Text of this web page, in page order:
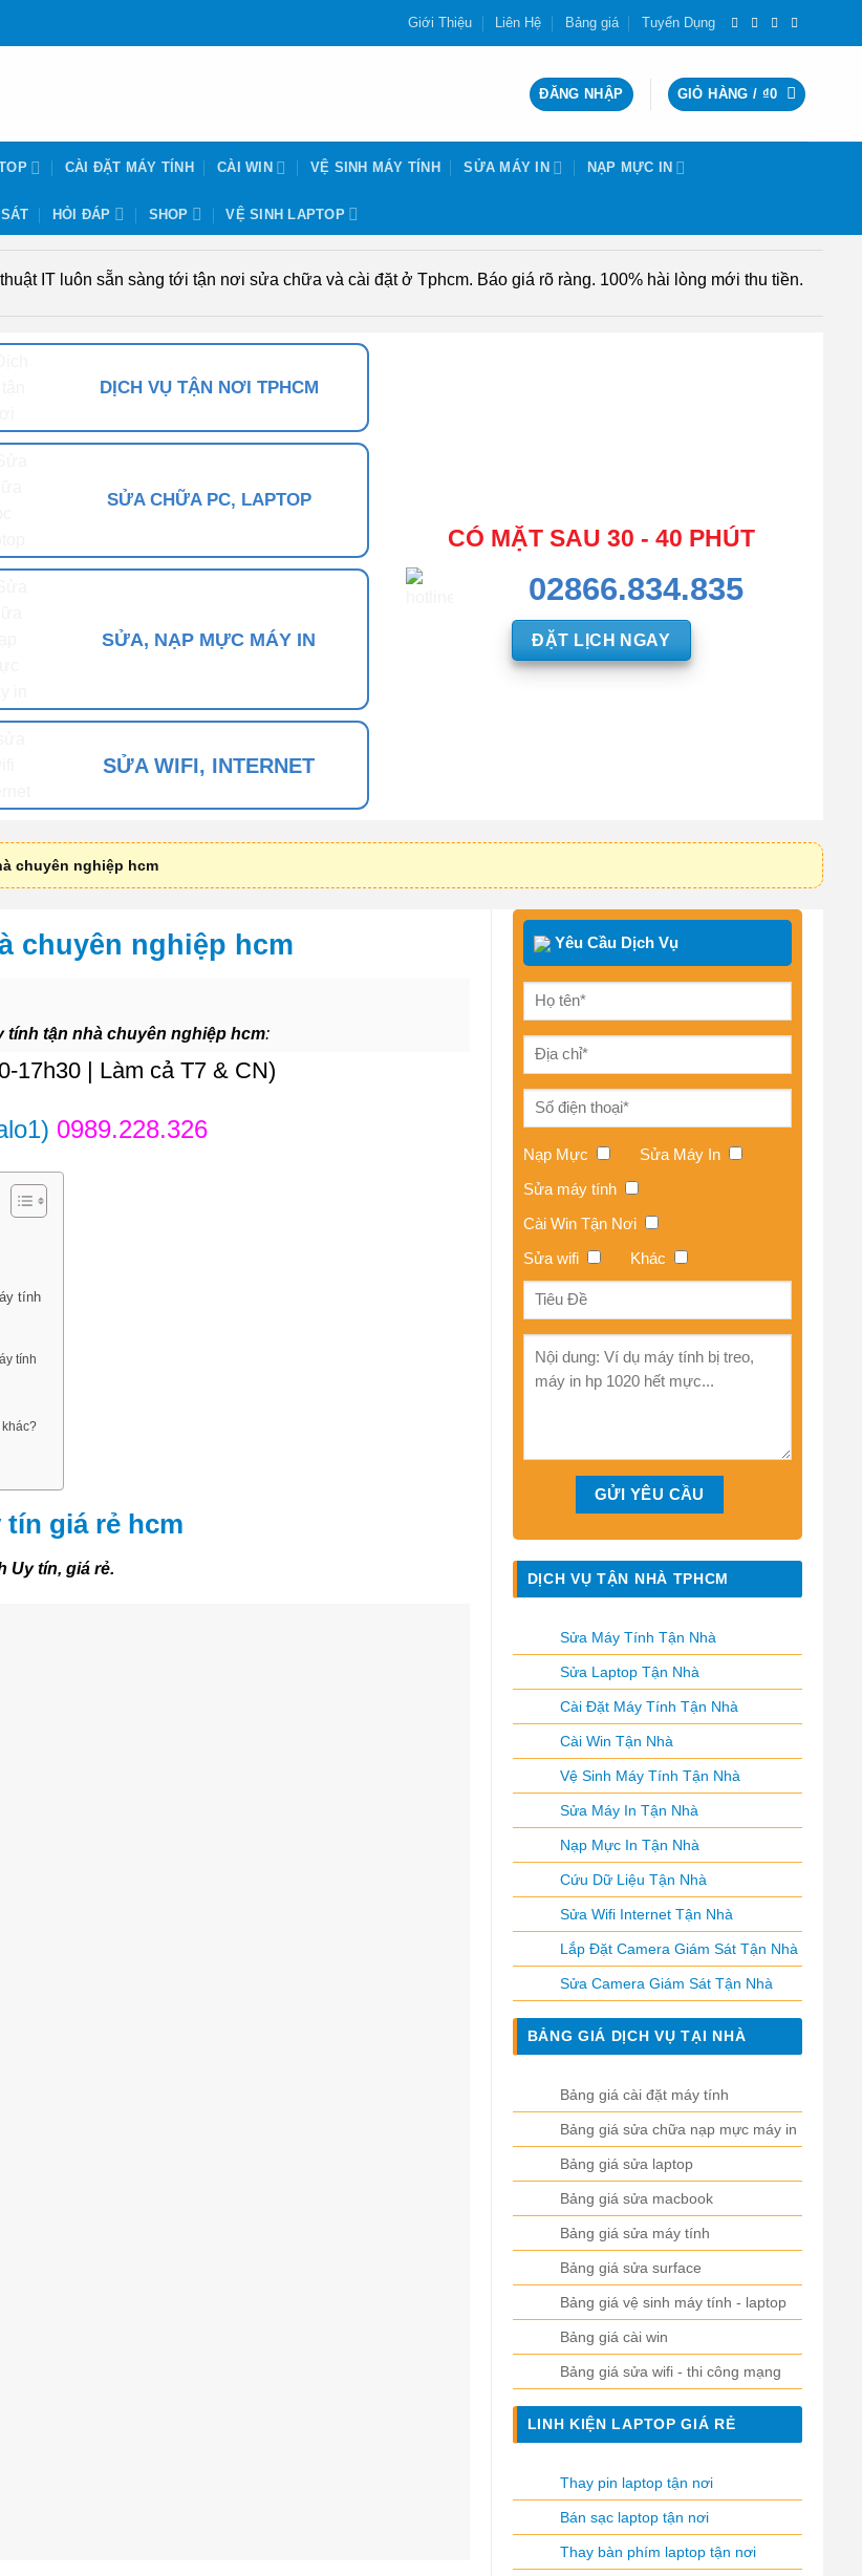
Giới Thiệu Liên Hệ Bảng giá Tuyển Dụng
ĐĂNG NHẬP GIỎ HÀNG / ₫0
CÀI ĐẶT MÁY TÍNH CÀI WIN VỆ SINH MÁY TÍNH SỬA MÁY IN NẠP MỰC IN
HỎI ĐÁP SHOP VỆ SINH LAPTOP
IT luôn sẵn sàng tới tận nơi sửa chữa và cài đặt ở Tphcm. Báo giá rõ ràng. 100% hài lòng mới thu tiền.
DỊCH VỤ TẬN NƠI TPHCM
SỬA CHỮA PC, LAPTOP
SỬA, NẠP MỰC MÁY IN
SỬA WIFI, INTERNET
CÓ MẶT SAU 30 - 40 PHÚT
02866.834.835
ĐẶT LỊCH NGAY
chuyên nghiệp hcm
chuyên nghiệp hcm
tính tận nhà chuyên nghiệp hcm:
17h30 | Làm cả T7 & CN)
0989.228.326
tính
tính
giá rẻ hcm
Uy tín, giá rẻ.
Yêu Cầu Dịch Vụ
Nạp Mực
Sửa Máy In
Sửa máy tính
Cài Win Tận Nơi
Sửa wifi
Khác
DỊCH VỤ TẬN NHÀ TPHCM
Sửa Máy Tính Tận Nhà
Sửa Laptop Tận Nhà
Cài Đặt Máy Tính Tận Nhà
Cài Win Tận Nhà
Vệ Sinh Máy Tính Tận Nhà
Sửa Máy In Tận Nhà
Nạp Mực In Tận Nhà
Cứu Dữ Liệu Tận Nhà
Sửa Wifi Internet Tận Nhà
Lắp Đặt Camera Giám Sát Tận Nhà
Sửa Camera Giám Sát Tận Nhà
BẢNG GIÁ DỊCH VỤ TẠI NHÀ
Bảng giá cài đặt máy tính
Bảng giá sửa chữa nạp mực máy in
Bảng giá sửa laptop
Bảng giá sửa macbook
Bảng giá sửa máy tính
Bảng giá sửa surface
Bảng giá vệ sinh máy tính - laptop
Bảng giá cài win
Bảng giá sửa wifi - thi công mạng
LINH KIỆN LAPTOP GIÁ RẺ
Thay pin laptop tận nơi
Bán sạc laptop tận nơi
Thay bàn phím laptop tận nơi